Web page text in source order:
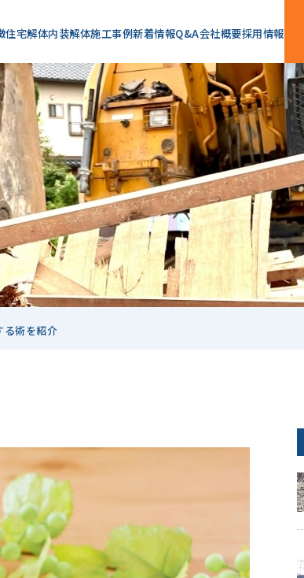
住宅解体内装解体施工事例新着情報Q&A会社概要採用情報
る術を紹介